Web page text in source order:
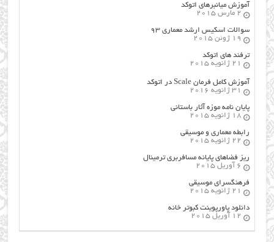
آموزش میانبرهای اتوکد
2 مارس 2015
سوالات اسکیس ارشد معماری ۹۳
19 ژوئن 2015
ترفند های اتوکد
21 ژانویه 2015
آموزش کامل فرمان Scale در اتوکد
31 ژانویه 2016
پایان نامه موزه آثار باستانی
18 ژانویه 2015
رابطه معماری و موسیقی
22 ژانویه 2015
ریز فضاهای پایانه مسافربری ترمینال
6 آوریل 2015
فرهنگسراي موسيقي
21 ژانویه 2015
دانلود پاورپوینت کبوتر خانه
12 آوریل 2015